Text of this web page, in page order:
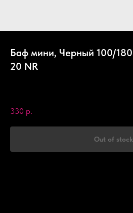
Баф мини, Черный 100/
20 NR
330 р.
Out of stock